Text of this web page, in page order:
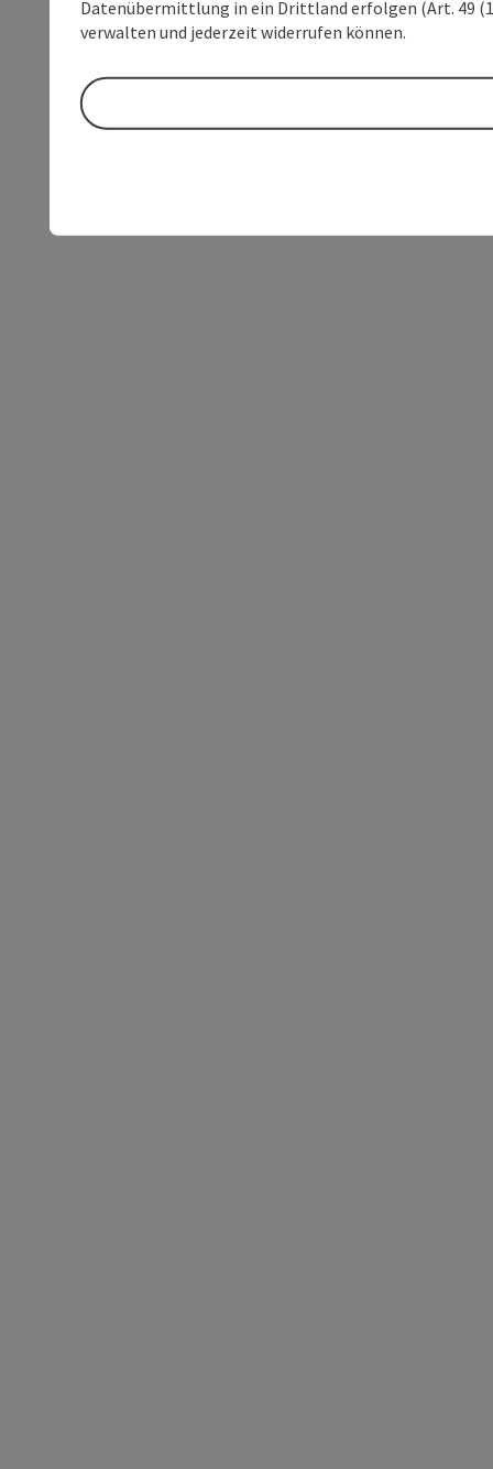
Datenübermittlung in ein Drittland erfolgen (Art. 49
verwalten und jederzeit widerrufen können.